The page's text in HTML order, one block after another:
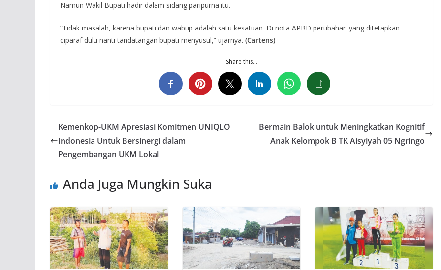
Namun Wakil Bupati hadir dalam sidang paripurna itu.
”Tidak masalah, karena bupati dan wabup adalah satu kesatuan. Di nota APBD perubahan yang ditetapkan
diparaf dulu nanti tandatangan bupati menyusul,” ujarnya. (Cartens)
Share this…
Kemenkop-UKM Apresiasi Komitmen UNIQLO
Indonesia Untuk Bersinergi dalam
Pengembangan UKM Lokal
Bermain Balok untuk Meningkatkan Kognitif
Anak Kelompok B TK Aisyiyah 05 Ngringo
Anda Juga Mungkin Suka